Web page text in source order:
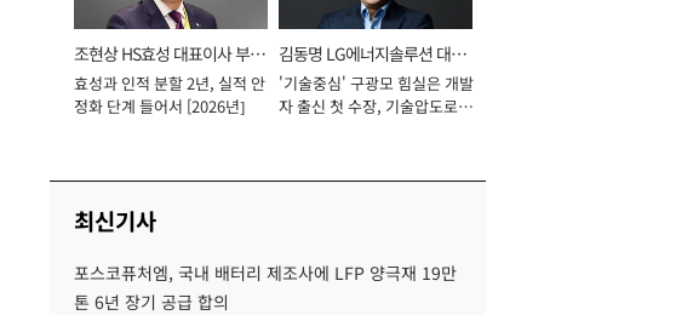
조현상 HS효성 대표이사 부회
장
효성과 인적 분할 2년, 실적 안
정화 단계 들어서 [2026년]
김동명 LG에너지솔루션 대표
이사 사장
'기술중심' 구광모 힘실은 개발
자 출신 첫 수장, 기술압도로
최신기사
포스코퓨처엠, 국내 배터리 제조사에 LFP 양극재 19만
톤 6년 장기 공급 합의